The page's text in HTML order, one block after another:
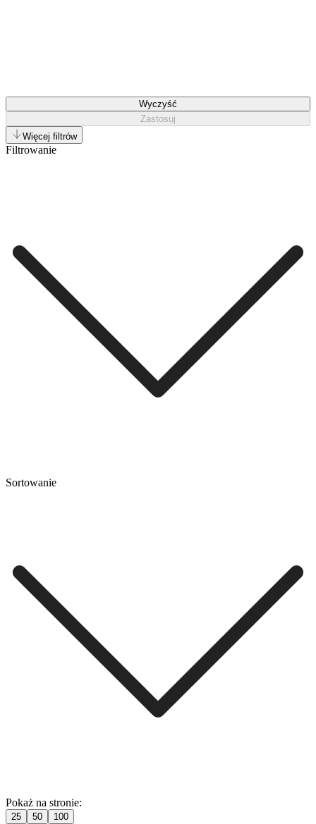
Wyczyść
Zastosuj
Więcej filtrów
Filtrowanie
Sortowanie
Pokaż na stronie:
25 50 100